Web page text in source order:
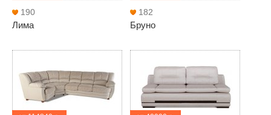
190
Лима
182
Бруно